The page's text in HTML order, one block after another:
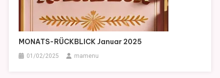
MONATS-RÜCKBLICK Januar 2025
01/02/2025 mamenu